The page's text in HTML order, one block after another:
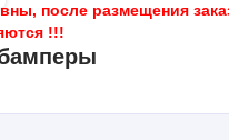
после размещения
!!!